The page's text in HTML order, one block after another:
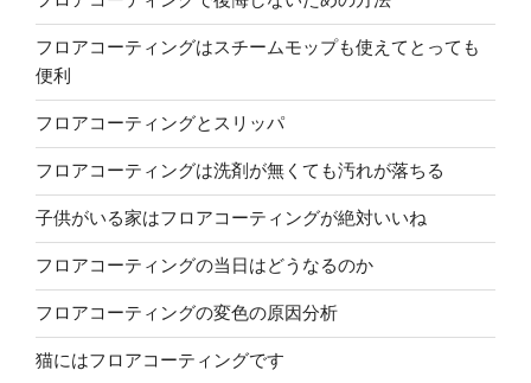
フロアコーティングはスチームモップも使えてとっても
便利
フロアコーティングとスリッパ
フロアコーティングは洗剤が無くても汚れが落ちる
子供がいる家はフロアコーティングが絶対いいね
フロアコーティングの当日はどうなるのか
フロアコーティングの変色の原因分析
猫にはフロアコーティングです